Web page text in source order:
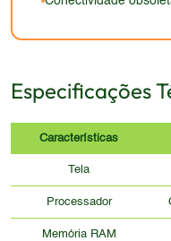
Especificações
Características
Tela
Processador
Memória RAM